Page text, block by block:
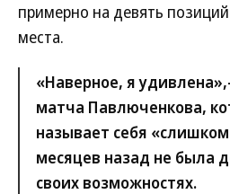
примерно на девять
места.
«Наверное, я
матча Павлюченкова,
называет себя
месяцев назад не была
своих возможностях.